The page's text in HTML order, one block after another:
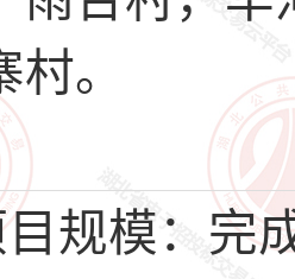
。
规模：完